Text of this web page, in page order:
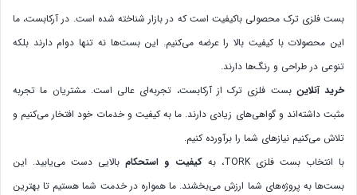
بست فلزی ترک محصولی باکیفیت است که در بازار شناخته شده است. در آرکابست، ما
این محصولات با کیفیت بالا را عرضه می‌کنیم. این بست‌ها نه تنها دوام دارند بلکه
تنوعی در طراحی و رنگ‌ها دارند.
خرید آنلاین بست فلزی ترک از آرکابست، تجربه‌ای عالی است. مشتریان ما تجربه
مثبت داشته‌اند و گواهی‌های زیادی دارند. ما به کیفیت و خدمات خود افتخار می‌کنیم و
تلاش می‌کنیم نیازهای شما را برآورده کنیم.
با انتخاب بست فلزی TORK، به
کیفیت و استحکامبالایی دست می‌یابید. این
بست‌ها به پروژه‌های شما ارزش می‌بخشند. ما همواره در خدمت شما هستیم تا بهترین